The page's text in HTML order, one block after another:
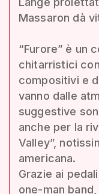
Massaron dà
“Furore” è un
chitarristici
compositivi e
vanno dalle
suggestive
anche per la
Valley”,
americana.
Grazie ai
one-man